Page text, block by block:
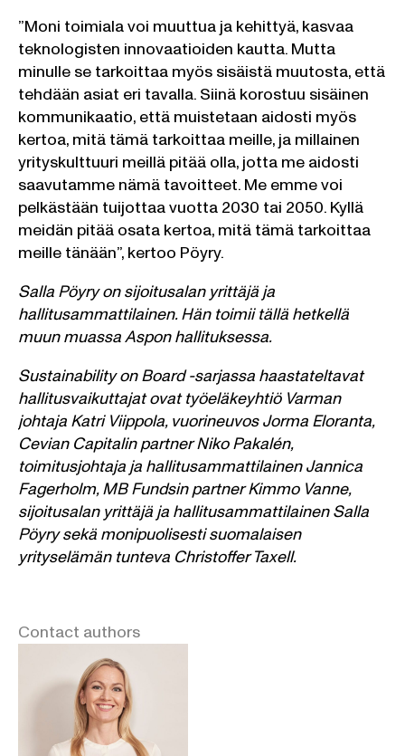
”Moni toimiala voi muuttua ja kehittyä, kasvaa
teknologisten innovaatioiden kautta. Mutta
minulle se tarkoittaa myös sisäistä muutosta, että
tehdään asiat eri tavalla. Siinä korostuu sisäinen
kommunikaatio, että muistetaan aidosti myös
kertoa, mitä tämä tarkoittaa meille, ja millainen
yrityskulttuuri meillä pitää olla, jotta me aidosti
saavutamme nämä tavoitteet. Me emme voi
pelkästään tuijottaa vuotta 2030 tai 2050. Kyllä
meidän pitää osata kertoa, mitä tämä tarkoittaa
meille tänään”, kertoo Pöyry.
Salla Pöyry on sijoitusalan yrittäjä ja
hallitusammattilainen. Hän toimii tällä hetkellä
muun muassa Aspon hallituksessa.
Sustainability on Board -sarjassa haastateltavat
hallitusvaikuttajat ovat työeläkeyhtiö Varman
johtaja Katri Viippola, vuorineuvos Jorma Eloranta,
Cevian Capitalin partner Niko Pakalén,
toimitusjohtaja ja hallitusammattilainen Jannica
Fagerholm, MB Fundsin partner Kimmo Vanne,
sijoitusalan yrittäjä ja hallitusammattilainen Salla
Pöyry sekä monipuolisesti suomalaisen
yrityselämän tunteva Christoffer Taxell.
Contact authors